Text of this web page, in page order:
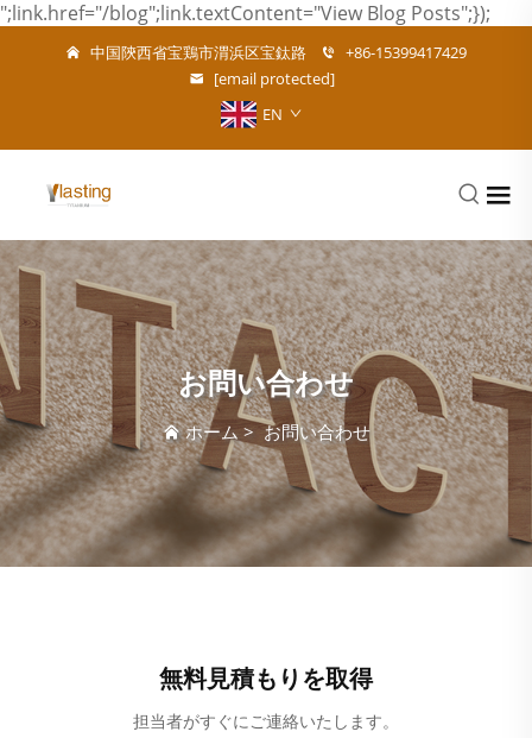
";link.href="/blog";link.textContent="View Blog Posts";});
中国陝西省宝鶏市渭浜区宝鈦路
+86-15399417429
[email protected]
EN
お問い合わせ
ホーム>お問い合わせ
無料見積もりを取得
担当者がすぐにご連絡いたします。